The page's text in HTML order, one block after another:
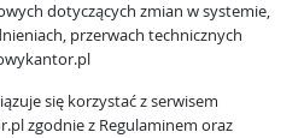
dotyczących zmian w systemie,
przerwach technicznych
się korzystać z serwisem
zgodnie z Regulaminem oraz